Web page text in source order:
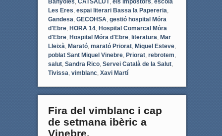
Les Eres espai literari Bassa la Papereria
Gandesa GECOHSA gestió hospital Móra
d'Ebre, HORA 14, Hospital Comarcal Móra
d'Ebre, Hospital Móra d'Ebre, literatura Mar
Lleixà Marató, marató Priorat, Miquel Esteve,
poblat Sant Miquel Vinebre, Priorat, rebrotem
salut, Sandra Rico, Servei Català de la Salut,
Tivissa vimblanc, Xavi Martí
Fira del vimblanc i cap
de setmana ibèric a
Vinebre.